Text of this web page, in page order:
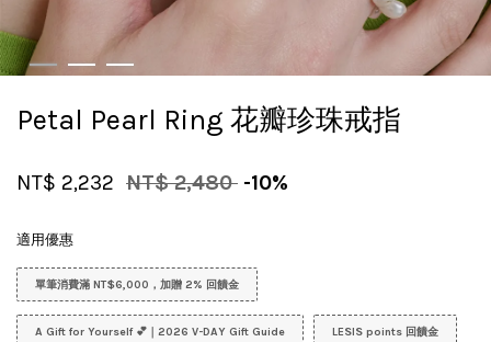
Petal Pearl Ring 花瓣珍珠戒指
NT$ 2,232 NT$ 2,480 -10%
適用優惠
單筆消費滿 NT$6,000，加贈 2% 回饋金
A Gift for Yourself 💕｜2026 V-DAY Gift Guide LESIS points 回饋金